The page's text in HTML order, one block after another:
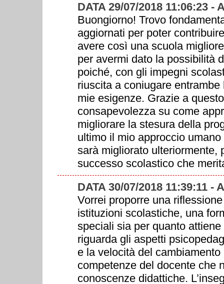
DATA 29/07/2018 11:06:23 -
Buongiorno! Trovo
aggiornati per poter
avere così una scuola
per avermi dato la possibilità
poiché, con gli impegni
riuscita a coniugare
mie esigenze. Grazie a
consapevolezza su come
migliorare la stesura della
ultimo il mio approccio
sarà migliorato ulteriormente,
successo scolastico che
DATA 30/07/2018 11:39:11 -
Vorrei proporre una
istituzioni scolastiche, una
speciali sia per quanto
riguarda gli aspetti
e la velocità del
competenze del docente che
conoscenze didattiche.